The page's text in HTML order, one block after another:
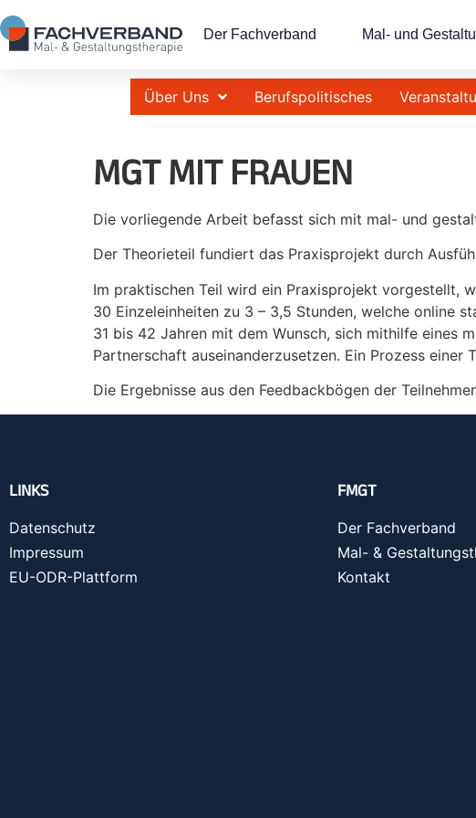
Der Fachverband Mal- und
Über Uns Berufspolitisches
MGT MIT FRAUEN
Die vorliegende Arbeit befasst sich mit mal- und
Der Theorieteil fundiert das Praxisprojekt durch
Im praktischen Teil wird ein Praxisprojekt vorgestellt,
30 Einzeleinheiten zu 3 – 3,5 Stunden, welche online
31 bis 42 Jahren mit dem Wunsch, sich mithilfe eines
Partnerschaft auseinanderzusetzen. Ein Prozess
Die Ergebnisse aus den Feedbackbögen der
LINKS
Datenschutz
Impressum
EU-ODR-Plattform
FMGT
Der Fachverband
Mal- &
Kontakt